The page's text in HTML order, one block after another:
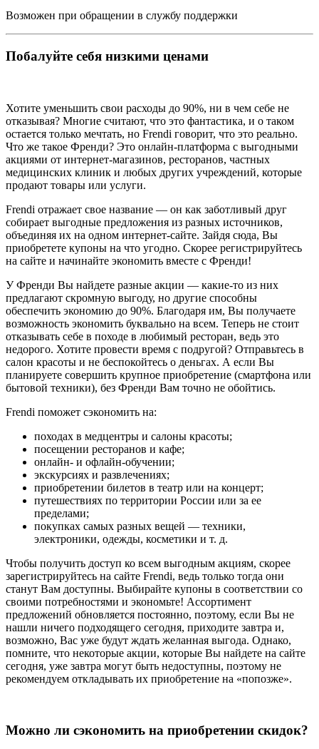
Возможен при обращении в службу поддержки
Побалуйте себя низкими ценами
Хотите уменьшить свои расходы до 90%, ни в чем себе не
отказывая? Многие считают, что это фантастика, и о таком
остается только мечтать, но Frendi говорит, что это реально.
Что же такое Френди? Это онлайн-платформа с выгодными
акциями от интернет-магазинов, ресторанов, частных
медицинских клиник и любых других учреждений, которые
продают товары или услуги.
Frendi отражает свое название — он как заботливый друг
собирает выгодные предложения из разных источников,
объединяя их на одном интернет-сайте. Зайдя сюда, Вы
приобретете купоны на что угодно. Скорее регистрируйтесь
на сайте и начинайте экономить вместе с Френди!
У Френди Вы найдете разные акции — какие-то из них
предлагают скромную выгоду, но другие способны
обеспечить экономию до 90%. Благодаря им, Вы получаете
возможность экономить буквально на всем. Теперь не стоит
отказывать себе в походе в любимый ресторан, ведь это
недорого. Хотите провести время с подругой? Отправьтесь в
салон красоты и не беспокойтесь о деньгах. А если Вы
планируете совершить крупное приобретение (смартфона или
бытовой техники), без Френди Вам точно не обойтись.
Frendi поможет сэкономить на:
походах в медцентры и салоны красоты;
посещении ресторанов и кафе;
онлайн- и офлайн-обучении;
экскурсиях и развлечениях;
приобретении билетов в театр или на концерт;
путешествиях по территории России или за ее
пределами;
покупках самых разных вещей — техники,
электроники, одежды, косметики и т. д.
Чтобы получить доступ ко всем выгодным акциям, скорее
зарегистрируйтесь на сайте Frendi, ведь только тогда они
станут Вам доступны. Выбирайте купоны в соответствии со
своими потребностями и экономьте! Ассортимент
предложений обновляется постоянно, поэтому, если Вы не
нашли ничего подходящего сегодня, приходите завтра и,
возможно, Вас уже будут ждать желанная выгода. Однако,
помните, что некоторые акции, которые Вы найдете на сайте
сегодня, уже завтра могут быть недоступны, поэтому не
рекомендуем откладывать их приобретение на «попозже».
Можно ли сэкономить на приобретении скидок?